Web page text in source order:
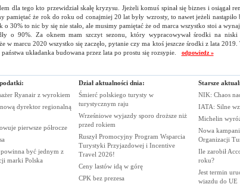
dla tego kto przewidział skałę kryzysu. Jjeżeli komuś spinał się biznes i osiągał
pamiętać że rok do roku od conajmiej 20 lat były wzrosty, to nawet jeżeli
o 30% to nic by się nie stało, ale musimy pamiętać że od marca wszystko stoi a
o 90%. Za oknem mam szczyt sezonu, który wypracowywał środki na niski
w marcu 2020 wszystko się zaczęło, pytanie czy ma ktoś jeszcze środki z lata 2019.
układanka budowana przez lata po prostu się rozsypie. odpowiedz »
Ryanair z wyrokiem
dyrektor regionalną
pierwsze półrocze
być jednym z
marki Polska
Dział aktualności dnia:
Śmierć polskiego turysty w
turystycznym raju
Wrześniowe wyjazdy sporo droższe niż
przed rokiem
Ruszył Promocyjny Program Wsparcia
Turystyki Przyjazdowej i Incentive
Travel 2026!
Ceny lastów idą w górę
CPK bez prezesa
Starsze
NIK: Chaos
IATA: Silne
Michelin
Nowa
Organizacji
Ile zarobił
roku?
Jest termin
wjazdu do UE